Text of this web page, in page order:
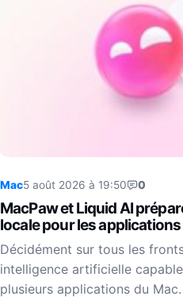
Mac5 août 2026 à 19:50 0
MacPaw et Liquid AI
locale pour les
Décidément sur tous les
intelligence artificielle
plusieurs applications du